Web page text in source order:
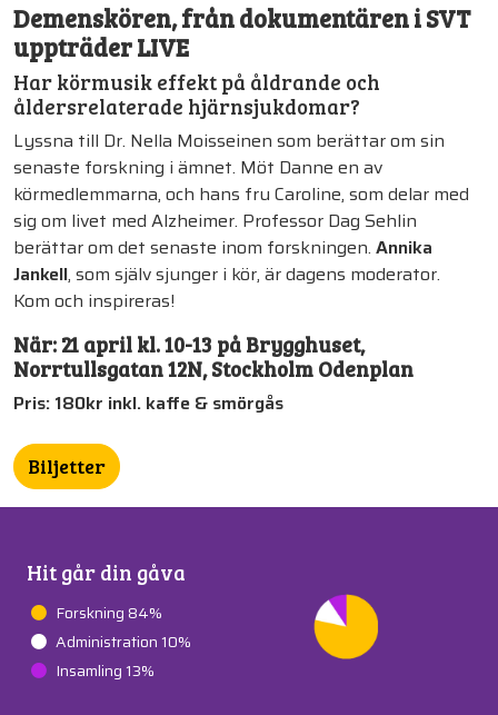
Demenskören, från dokumentären i SVT
uppträder LIVE
Har körmusik effekt på åldrande och
åldersrelaterade hjärnsjukdomar?
Lyssna till Dr. Nella Moisseinen som berättar om sin
senaste forskning i ämnet. Möt Danne en av
körmedlemmarna, och hans fru Caroline, som delar med
sig om livet med Alzheimer. Professor Dag Sehlin
berättar om det senaste inom forskningen. Annika
Jankell, som själv sjunger i kör, är dagens moderator.
Kom och inspireras!
När: 21 april kl. 10-13 på Brygghuset,
Norrtullsgatan 12N, Stockholm Odenplan
Pris: 180kr inkl. kaffe & smörgås
Biljetter
Hit går din gåva
Forskning 84%
Administration 10%
Insamling 13%